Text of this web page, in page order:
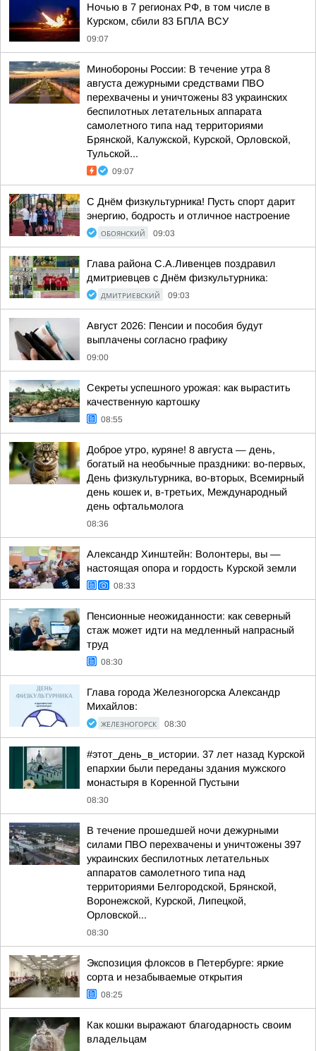
Ночью в 7 регионах РФ, в том числе в
Курском, сбили 83 БПЛА ВСУ
09:07
Минобороны России: В течение утра 8
августа дежурными средствами ПВО
перехвачены и уничтожены 83 украинских
беспилотных летательных аппарата
самолетного типа над территориями
Брянской, Калужской, Курской, Орловской,
Тульской...
09:07
С Днём физкультурника! Пусть спорт дарит
энергию, бодрость и отличное настроение
ОБОЯНСКИЙ 09:03
Глава района С.А.Ливенцев поздравил
дмитриевцев с Днём физкультурника:
ДМИТРИЕВСКИЙ 09:03
Август 2026: Пенсии и пособия будут
выплачены согласно графику
09:00
Секреты успешного урожая: как вырастить
качественную картошку
08:55
Доброе утро, куряне! 8 августа — день,
богатый на необычные праздники: во-первых,
День физкультурника, во-вторых, Всемирный
день кошек и, в-третьих, Международный
день офтальмолога
08:36
Александр Хинштейн: Волонтеры, вы —
настоящая опора и гордость Курской земли
08:33
Пенсионные неожиданности: как северный
стаж может идти на медленный напрасный
труд
08:30
Глава города Железногорска Александр
Михайлов:
ЖЕЛЕЗНОГОРСК 08:30
#этот_день_в_истории. 37 лет назад Курской
епархии были переданы здания мужского
монастыря в Коренной Пустыни
08:30
В течение прошедшей ночи дежурными
силами ПВО перехвачены и уничтожены 397
украинских беспилотных летательных
аппаратов самолетного типа над
территориями Белгородской, Брянской,
Воронежской, Курской, Липецкой,
Орловской...
08:30
Экспозиция флоксов в Петербурге: яркие
сорта и незабываемые открытия
08:25
Как кошки выражают благодарность своим
владельцам